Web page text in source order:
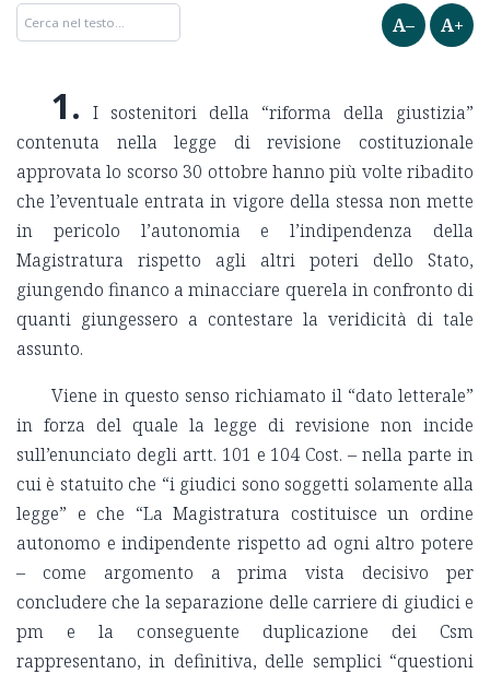
A– A+
1. I sostenitori della “riforma della giustizia”
contenuta nella legge di revisione costituzionale
approvata lo scorso 30 ottobre hanno più volte ribadito
che l’eventuale entrata in vigore della stessa non mette
in pericolo l’autonomia e l’indipendenza della
Magistratura rispetto agli altri poteri dello Stato,
giungendo financo a minacciare querela in confronto di
quanti giungessero a contestare la veridicità di tale
assunto.
Viene in questo senso richiamato il “dato letterale”
in forza del quale la legge di revisione non incide
sull’enunciato degli artt. 101 e 104 Cost. – nella parte in
cui è statuito che “i giudici sono soggetti solamente alla
legge” e che “La Magistratura costituisce un ordine
autonomo e indipendente rispetto ad ogni altro potere
– come argomento a prima vista decisivo per
concludere che la separazione delle carriere di giudici e
pm e la conseguente duplicazione dei Csm
rappresentano, in definitiva, delle semplici “questioni